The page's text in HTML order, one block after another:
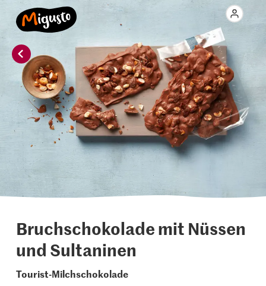
Bruchschokolade mit Nüssen
und Sultaninen
Tourist-Milchschokolade